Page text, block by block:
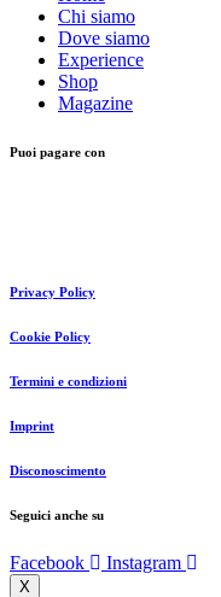
Chi siamo
Dove siamo
Experience
Shop
Magazine
Puoi pagare con
Privacy Policy
Cookie Policy
Termini e condizioni
Imprint
Disconoscimento
Seguici anche su
Facebook Instagram
X